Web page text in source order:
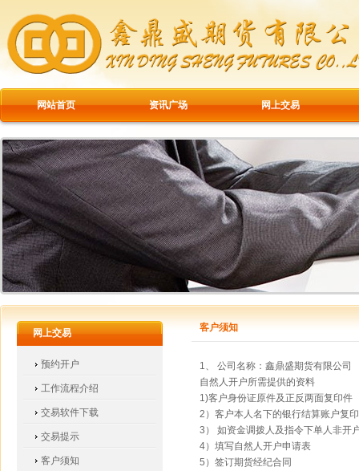
网站首页 资讯广场 网上交易
网上交易
预约开户
工作流程介绍
交易软件下载
交易提示
客户须知
客户须知
1、 公司名称：鑫鼎盛期货有限公司
自然人开户所需提供的资料
1)客户身份证原件及正反两面复印件
2）客户本人名下的银行结算账户复
3） 如资金调拨人及指令下单人非开
4）填写自然人开户申请表
5）签订期货经纪合同